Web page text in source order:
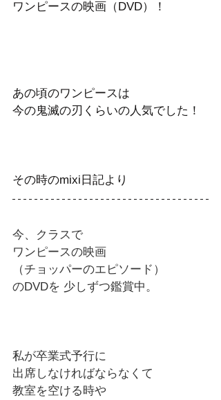
ワンピースの映画（DVD）！
あの頃のワンピースは
今の鬼滅の刃くらいの人気でした！
その時のmixi日記より
今、クラスで
ワンピースの映画
（チョッパーのエピソード）
のDVDを 少しずつ鑑賞中。
私が卒業式予行に
出席しなければならなくて
教室を空ける時や